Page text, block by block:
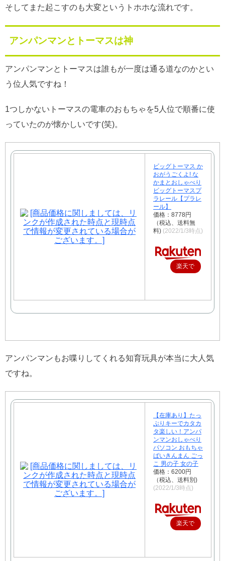
そしてまた起こすのも大変というトホホな流れです。
アンパンマンとトーマスは神
アンパンマンとトーマスは誰もが一度は通る道なのかとい
う位人気ですね！
1つしかないトーマスの電車のおもちゃを5人位で順番に使
っていたのが懐かしいです(笑)。
ビッグトーマス か
おがうごくよ! な
かまとおしゃべり
ビッグトーマスプ
ラレール【プラレ
ール】
価格：8778円
（税込、送料無
料) (2022/1/3時点)
楽天で
アンパンマンもお喋りしてくれる知育玩具が本当に大人気
ですね。
【在庫あり】たっ
ぷりキーでカタカ
タ楽しい！アンパ
ンマンおしゃべり
パソコン おもちゃ
ばいきんまん ごっ
こ 男の子 女の子
価格：6200円
（税込、送料別)
(2022/1/3時点)
楽天で